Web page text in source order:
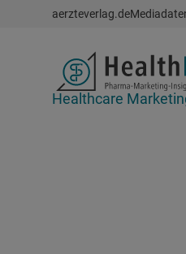
Schnellzugriff
aerzteverlag.de
Header
Healthcare